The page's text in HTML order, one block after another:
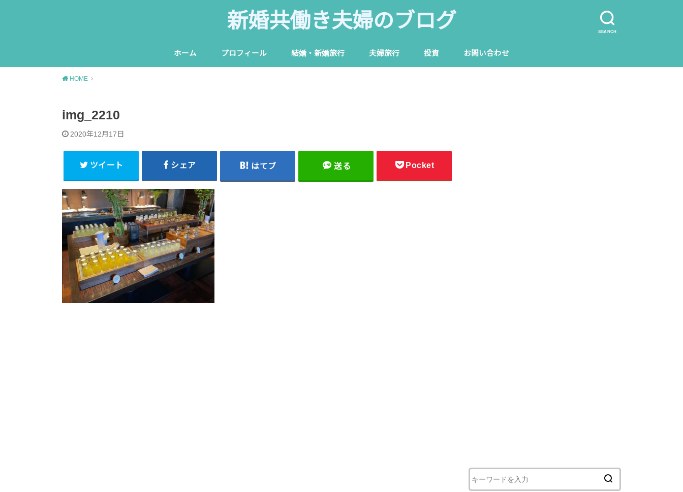
SEARCH
新婚共働き夫婦のブログ
ホーム プロフィール 結婚・新婚旅行 夫婦旅行 投資 お問い合わせ
HOME
img_2210
2020年12月17日
ツイート シェア はてブ 送る Pocket